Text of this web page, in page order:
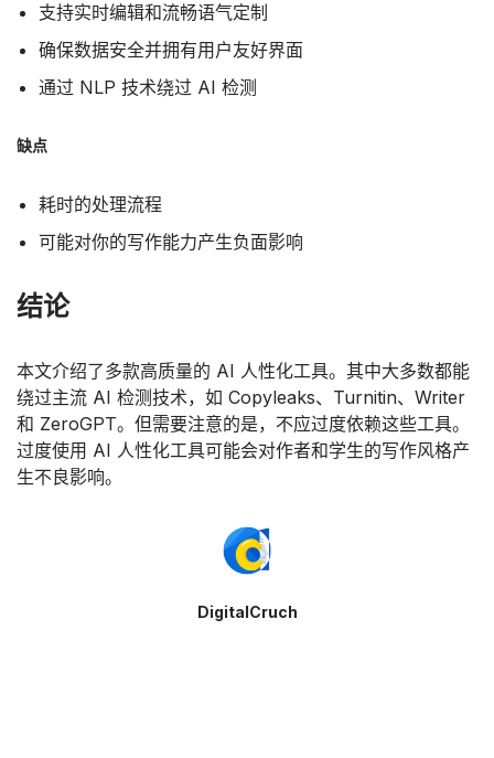
支持实时编辑和流畅语气定制
确保数据安全并拥有用户友好界面
通过 NLP 技术绕过 AI 检测
缺点
耗时的处理流程
可能对你的写作能力产生负面影响
结论
本文介绍了多款高质量的 AI 人性化工具。其中大多数都能
绕过主流 AI 检测技术，如 Copyleaks、Turnitin、Writer
和 ZeroGPT。但需要注意的是，不应过度依赖这些工具。
过度使用 AI 人性化工具可能会对作者和学生的写作风格产
生不良影响。
DigitalCruch